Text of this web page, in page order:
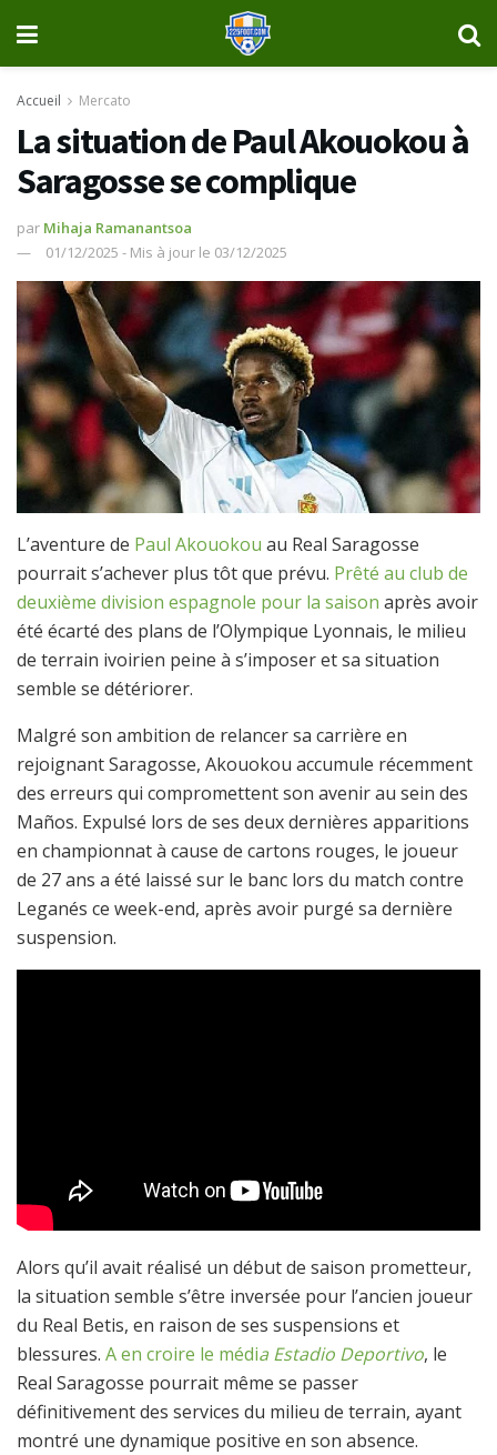
Accueil Mercato
La situation de Paul Akouokou à
Saragosse se complique
par Mihaja Ramanantsoa
01/12/2025 - Mis à jour le 03/12/2025
L’aventure de Paul Akouokou au Real Saragosse
pourrait s’achever plus tôt que prévu. Prêté au club de
deuxième division espagnole pour la saison après avoir
été écarté des plans de l’Olympique Lyonnais, le milieu
de terrain ivoirien peine à s’imposer et sa situation
semble se détériorer.
Malgré son ambition de relancer sa carrière en
rejoignant Saragosse, Akouokou accumule récemment
des erreurs qui compromettent son avenir au sein des
Maños. Expulsé lors de ses deux dernières apparitions
en championnat à cause de cartons rouges, le joueur
de 27 ans a été laissé sur le banc lors du match contre
Leganés ce week-end, après avoir purgé sa dernière
suspension.
Alors qu’il avait réalisé un début de saison prometteur,
la situation semble s’être inversée pour l’ancien joueur
du Real Betis, en raison de ses suspensions et
blessures. A en croire le média Estadio Deportivo, le
Real Saragosse pourrait même se passer
définitivement des services du milieu de terrain, ayant
montré une dynamique positive en son absence.